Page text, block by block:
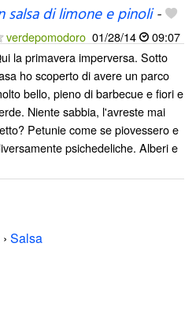
salsa di limone e pinoli-
verdepomodoro 01/28/14
09:07
la primavera imperversa. Sotto
ho scoperto di avere un parco
bello, pieno di barbecue e fiori e
Niente sabbia, l'avreste mai
Petunie come se piovessero e
psichedeliche. Alberi e
› Salsa